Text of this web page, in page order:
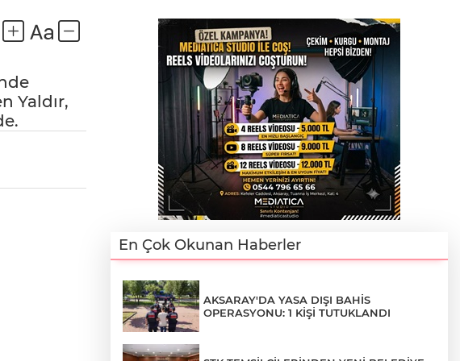
Yaldır,
En Çok Okunan Haberler
AKSARAY'DA YASA DIŞI BAHİS
OPERASYONU: 1 KİŞİ TUTUKLANDI